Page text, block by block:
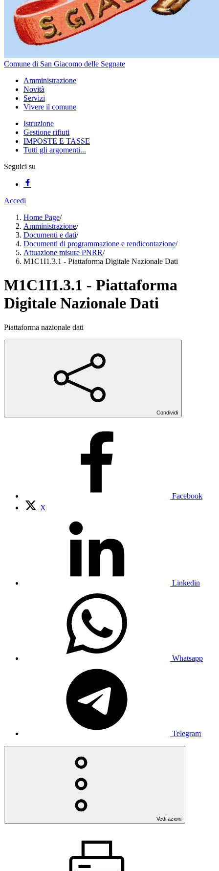
Comune di San Giacomo delle Segnate
Amministrazione
Novità
Servizi
Vivere il comune
Istruzione
Gestione rifiuti
IMPOSTE E TASSE
Tutti gli argomenti...
Seguici su
Accedi
Home Page/
Amministrazione/
Documenti e dati/
Documenti di programmazione e rendicontazione/
Attuazione misure PNRR/
M1C1I1.3.1 - Piattaforma Digitale Nazionale Dati
M1C1I1.3.1 - Piattaforma
Digitale Nazionale Dati
Piattaforma nazionale dati
Condividi
Facebook
X
Linkedin
Whatsapp
Telegram
Vedi azioni